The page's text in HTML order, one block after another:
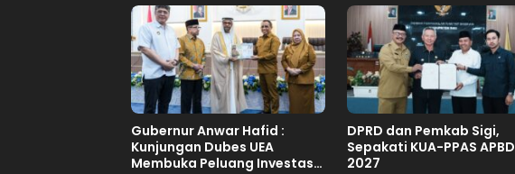
Gubernur Anwar Hafid :
Kunjungan Dubes UEA
Membuka Peluang Investasi
DPRD dan Pemkab Sigi,
Sepakati KUA-PPAS APBD
2027